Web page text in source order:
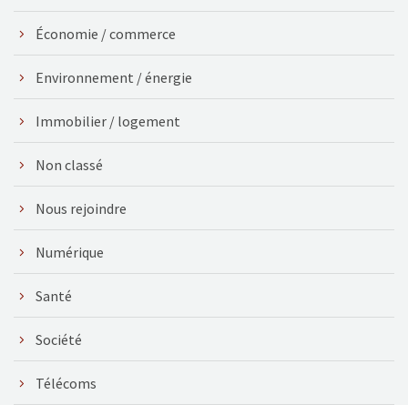
Économie / commerce
Environnement / énergie
Immobilier / logement
Non classé
Nous rejoindre
Numérique
Santé
Société
Télécoms